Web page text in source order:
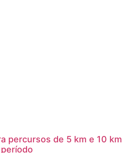
percursos de 5 km e 10 km